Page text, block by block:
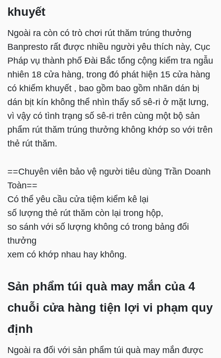
khuyết
Ngoài ra còn có trò chơi rút thăm trúng thưởng
Banpresto rất được nhiều người yêu thích này, Cục
Pháp vụ thành phố Đài Bắc tổng cộng kiểm tra ngẫu
nhiên 18 cửa hàng, trong đó phát hiện 15 cửa hàng
có khiếm khuyết , bao gồm bao gồm nhãn dán bị
dán bịt kín không thể nhìn thấy số sê-ri ở mặt lưng,
vì vậy có tình trạng số sê-ri trên cùng một bộ sản
phẩm rút thăm trúng thưởng không khớp so với trên
thẻ rút thăm.
==Chuyên viên bảo vệ người tiêu dùng Trần Doanh
Toàn==
Có thể yêu cầu cửa tiệm kiểm kê lại
số lượng thẻ rút thăm còn lại trong hộp,
so sánh với số lượng không có trong bảng đổi
thưởng
xem có khớp nhau hay không.
Sản phẩm túi quà may mắn của 4
chuỗi cửa hàng tiện lợi vi phạm quy
định
Ngoài ra đối với sản phẩm túi quà may mắn được